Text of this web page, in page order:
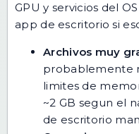
GPU y servicios del
app de escritorio si
Archivos muy
probablemente
limites de
~2 GB segun el
de escritorio